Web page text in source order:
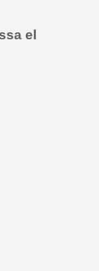
el